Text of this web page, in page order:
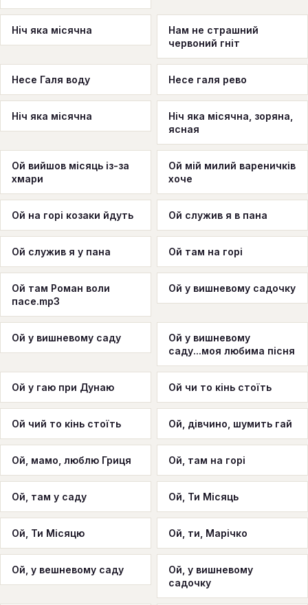
Нiч яка мiсячна
Нам не страшний
червоний гніт
Несе Галя воду Несе галя рево
Ніч яка місячна
Ніч яка місячна, зоряна,
ясная
Ой вийшов місяць із-за
хмари
Ой мій милий вареничків
хоче
Ой на горі козаки йдуть Ой служив я в пана
Ой служив я у пана Ой там на горі
Ой там Роман воли
пасе.mp3
Ой у вишневому садочку
Ой у вишневому саду
Ой у вишневому
саду...моя любима пісня
Ой у гаю при Дунаю Ой чи то кінь стоїть
Ой чий то кінь стоїть Ой, дівчино, шумить гай
Ой, мамо, люблю Гриця Ой, там на горі
Ой, там у саду Ой, Ти Місяць
Ой, Ти Місяцю Ой, ти, Марічко
Ой, у вешневому саду
Ой, у вишневому
садочку